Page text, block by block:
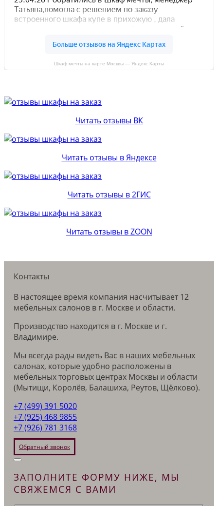
Шкаф мечты на карте Москвы — Яндекс Карты
Читать отзывы ВК
Читать отзывы в Яндексе
Читать отзывы в 2ГИС
Читать отзывы в ZOON
Контакты
В настоящее время компания насчитывает 12
мебельных салонов в г. Москве и области.
Производство находится в г. Москве и г.
Владимире.
Мы всегда рады видеть Вас в наших мебельных
салонах, которые удобно расположены в
мебельных торговых центрах Москвы и области
(Мытищи, Королёв, Балашиха, Реутов, Щёлково).
+7 (499) 391 5020
+7 (925) 468 9855
+7 (926) 781 3168
Обратный звонок
ЗАПОЛНИТЕ ФОРМУ НИЖЕ, МЫ
СВЯЖЕМСЯ С ВАМИ